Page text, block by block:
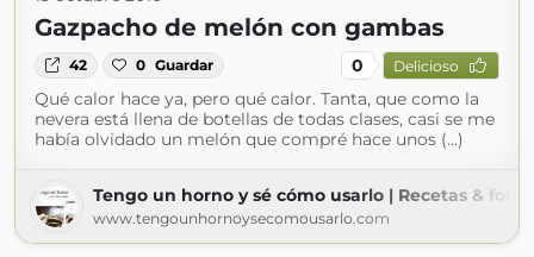
Gazpacho de melón con gambas
42 0 Guardar 0 Delicioso
Qué calor hace ya, pero qué calor. Tanta, que como la
nevera está llena de botellas de todas clases, casi se me
había olvidado un melón que compré hace unos (...)
Tengo un horno y sé cómo usarlo | Recetas &
www.tengounhornoysecomousarlo.com